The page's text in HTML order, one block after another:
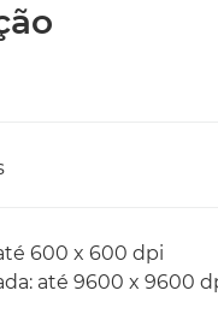
600 x 600 dpi
até 9600 x 9600